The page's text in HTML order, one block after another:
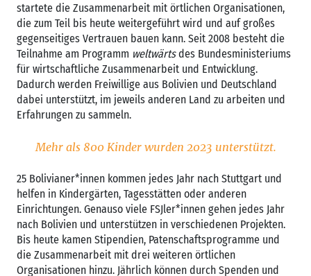
startete die Zusammenarbeit mit örtlichen Organisationen,
die zum Teil bis heute weitergeführt wird und auf großes
gegenseitiges Vertrauen bauen kann. Seit 2008 besteht die
Teilnahme am Programm weltwärtsdes Bundesministeriums
für wirtschaftliche Zusammenarbeit und Entwicklung.
Dadurch werden Freiwillige aus Bolivien und Deutschland
dabei unterstützt, im jeweils anderen Land zu arbeiten und
Erfahrungen zu sammeln.
Mehr als 800 Kinder wurden 2023 unterstützt.
25 Bolivianer*innen kommen jedes Jahr nach Stuttgart und
helfen in Kindergärten, Tagesstätten oder anderen
Einrichtungen. Genauso viele FSJler*innen gehen jedes Jahr
nach Bolivien und unterstützen in verschiedenen Projekten.
Bis heute kamen Stipendien, Patenschaftsprogramme und
die Zusammenarbeit mit drei weiteren örtlichen
Organisationen hinzu. Jährlich können durch Spenden und